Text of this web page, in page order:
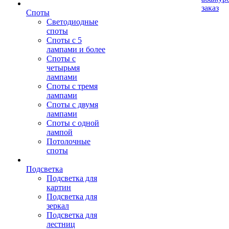
Споты
Светодиодные
споты
Споты с 5
лампами и более
Споты с
четырьмя
лампами
Споты с тремя
лампами
Споты с двумя
лампами
Споты с одной
лампой
Потолочные
споты
Подсветка
Подсветка для
картин
Подсветка для
зеркал
Подсветка для
лестниц
заказ